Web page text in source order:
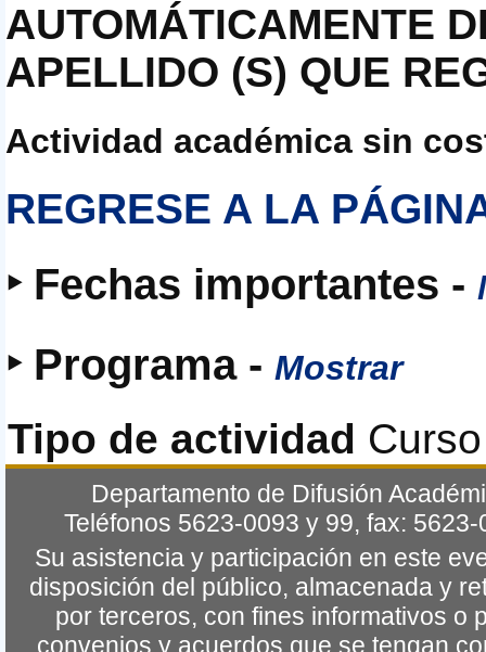
AUTOMÁTICAMENTE
APELLIDO (S) QUE
Actividad académica sin
REGRESE A LA
‣ Fechas importantes -
‣ Programa - Mostrar
Tipo de actividad Curso
Departamento de Difusión
Teléfonos 5623-0093 y 99, fax:
Su asistencia y participación en este
disposición del público, almacenada y
por terceros, con fines informativos o
convenios y acuerdos que se tengan